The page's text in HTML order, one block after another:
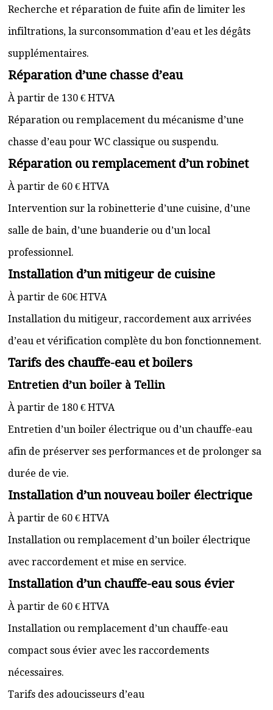
Recherche et réparation de fuite afin de limiter les
infiltrations, la surconsommation d’eau et les dégâts
supplémentaires.
Réparation d’une chasse d’eau
À partir de 130 € HTVA
Réparation ou remplacement du mécanisme d’une
chasse d’eau pour WC classique ou suspendu.
Réparation ou remplacement d’un robinet
À partir de 60 € HTVA
Intervention sur la robinetterie d’une cuisine, d’une
salle de bain, d’une buanderie ou d’un local
professionnel.
Installation d’un mitigeur de cuisine
À partir de 60€ HTVA
Installation du mitigeur, raccordement aux arrivées
d’eau et vérification complète du bon fonctionnement.
Tarifs des chauffe-eau et boilers
Entretien d’un boiler à Tellin
À partir de 180 € HTVA
Entretien d’un boiler électrique ou d’un chauffe-eau
afin de préserver ses performances et de prolonger sa
durée de vie.
Installation d’un nouveau boiler électrique
À partir de 60 € HTVA
Installation ou remplacement d’un boiler électrique
avec raccordement et mise en service.
Installation d’un chauffe-eau sous évier
À partir de 60 € HTVA
Installation ou remplacement d’un chauffe-eau
compact sous évier avec les raccordements
nécessaires.
Tarifs des adoucisseurs d’eau